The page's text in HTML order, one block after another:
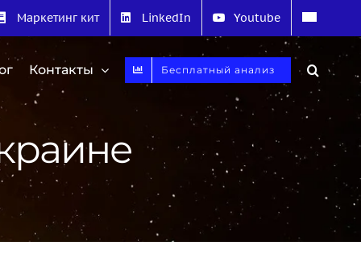
Маркетинг кит LinkedIn Youtube
Контакты Бесплатный анализ